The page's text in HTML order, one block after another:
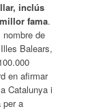
inclús
fama.
de
Balears,
en afirmar
Catalunya i
per a